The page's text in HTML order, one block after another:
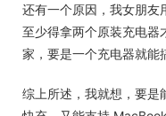
还有一个原因，我女朋友
至少得拿两个原装充电器
家，要是一个充电器就能
综上所述，我就想，要是